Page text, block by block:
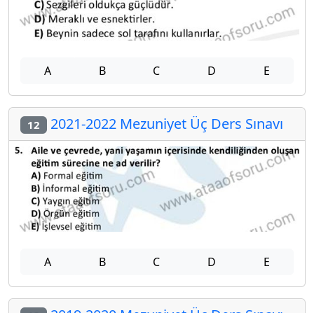
A B C D E
12 2021-2022 Mezuniyet Üç Ders Sınavı
A B C D E